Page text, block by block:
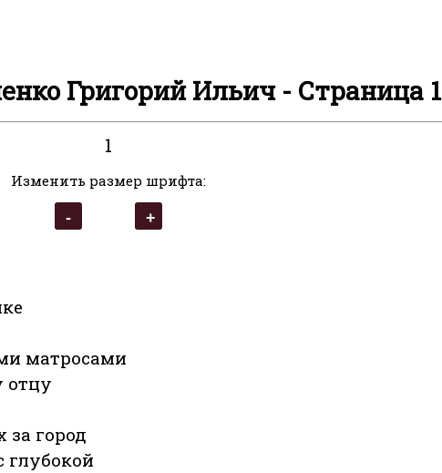
Григорий Ильич - Страница 1
1
Изменить размер шрифта:
матросами
отцу
город